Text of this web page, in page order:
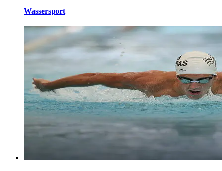
Wassersport